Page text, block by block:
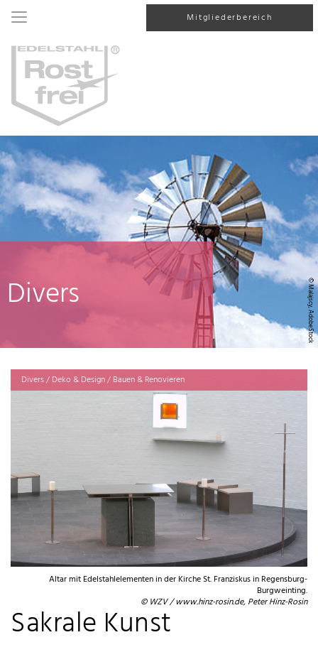
Mitgliederbereich
© Malajscy, AdobeStock
Divers
Divers / Deko & Design / Bauen & Renovieren
Altar mit Edelstahlelementen in der Kirche St. Franziskus in Regensburg-
Burgweinting.
© WZV / www.hinz-rosin.de, Peter Hinz-Rosin
Sakrale Kunst